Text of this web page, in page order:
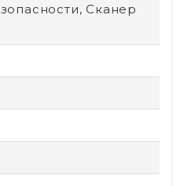
Сканер